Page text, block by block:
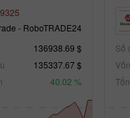
- RoboTRADE24
136938.69 $
135337.67 $
40.02 %
Số